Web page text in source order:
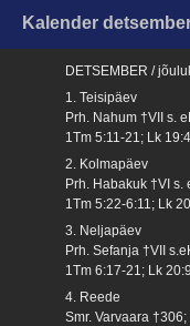
Kalender
DETSEMBER /
1. Teisipäev
Prh. Nahum †VII s.
1Tm 5:11-21; Lk
2. Kolmapäev
Prh. Habakuk †VI s.
1Tm 5:22-6:11; Lk
3. Neljapäev
Prh. Sefanja †VII
1Tm 6:17-21; Lk
4. Reede
Smr. Varvaara